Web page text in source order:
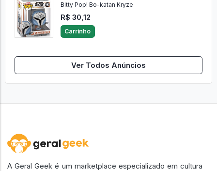
Bitty Pop! Bo-katan Kryze
R$ 30,12
Carrinho
Ver Todos Anúncios
A Geral Geek é um marketplace especializado em cultura